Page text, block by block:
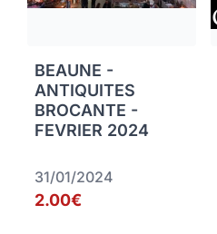
BEAUNE -
ANTIQUITES
BROCANTE -
FEVRIER 2024
31/01/2024
2.00€